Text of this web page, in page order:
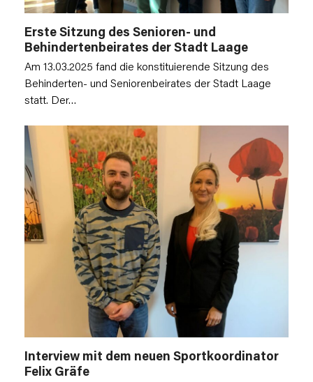
Erste Sitzung des Senioren- und
Behindertenbeirates der Stadt Laage
Am 13.03.2025 fand die konstituierende Sitzung des
Behinderten- und Seniorenbeirates der Stadt Laage
statt. Der…
Interview mit dem neuen Sportkoordinator
Felix Gräfe